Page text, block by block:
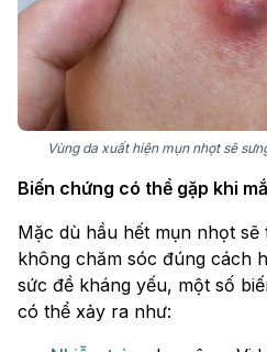
Vùng da xuất hiện mụn nhọt sẽ
Biến chứng có thể gặp khi
Mặc dù hầu hết mụn nhọt
không chăm sóc đúng cách
sức đề kháng yếu, một số
có thể xảy ra như: